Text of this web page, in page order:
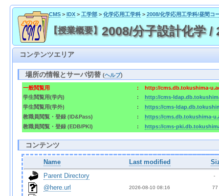
CMS> IDX> 工学部> 化学応用工学科> 2008/化学応用工学科/昼間コ
【授業概要】 2008/分子設計化学
コンテンツエリア
場所の情報とサーバ切替(ヘルプ)
一般閲覧用 :
http://cms.db.tokushima-
学生閲覧用(学内)
:
http://cms-
学生閲覧用(学外)
:
https://cms-
教職員閲覧・登録 (ID&Pass)
:
https://cms.db.tokushima-
教職員閲覧・登録 (EDB/PKI)
: https://cms-
コンテンツ
Name Last modified
Parent Directory
  -
@here.url 2026-08-10 08:16 77